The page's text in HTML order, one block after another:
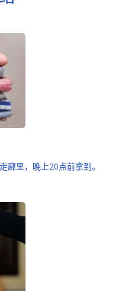
廊里，晚上20点前拿到。